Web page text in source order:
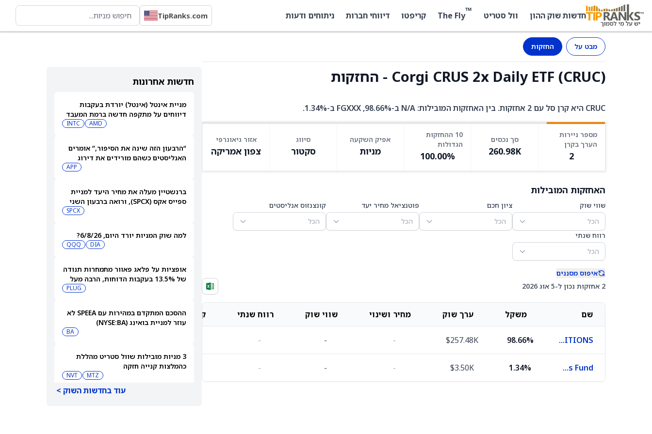
חדשות שוק ההון וול סטריט ™
The Fly קריפטו דיווחי חברות ניתוחים ודעות TipRanks.com
מבט על החזקות
Corgi CRUS 2x Daily ETF (CRUC) - החזקות
CRUC היא קרן סל עם 2 אחזקות. בין האחזקות המובילות: N/A ב-98.66%, FGXXX ב-1.34%.
מספר ניירות
הערך בקרן
2
סך נכסים
260.98K
10 ההחזקות
הגדולות
100.00%
אפיק השקעה
מניות
סיווג
סקטור
אזור גיאוגרפי
צפון אמריקה
האחזקות המובילות
שווי שוק
הכל
ציון חכם
הכל
פוטנציאל מחיר יעד
הכל
קונצנזוס אנליסטים
הכל
רווח שנתי
הכל
איפוס מסננים
2 אחזקות נכון ל-5 אוג 2026
שם משקל ערך שוק מחיר ושינוי שווי שוק רווח שנתי קונצנזוס אנליסטים מחיר יעד אנליסטים
SHORT POSITIONS
98.66%
$257.48K
-
-
-
First American Funds Inc X Government Obligations Fund
1.34%
$3.50K
-
-
-
-
חדשות אחרונות
מניית אינטל (אינטל) יורדת בעקבות
דיווחים על מתקפה חדשה ברמת המעבד
AMD
INTC
“הרבעון הזה שינה את הסיפור,” אומרים
האנליסטים כשהם מורידים את דירוג
מניית AppLovin (APP) ומקצצים את APP
ברנשטיין מעלה את מחיר היעד למניית
ספייס אקס (SPCX), ורואה ברבעון השני
SPCX
למה שוק המניות יורד היום, 6/8/26?
DIA
QQQ
אופציות על פלאג פאוור מתמחרות תנודה
של 13.5% בעקבות הדוחות, הרבה מעל
PLUG
ההסכם המתקדם במהירות עם SPEEA לא
עוזר למניית בואינג (NYSE:BA)
BA
3 מניות מובילות שוול סטריט מהללת
כהמלצות קנייה חזקה
MTZ
NVT
עוד בחדשות השוק >